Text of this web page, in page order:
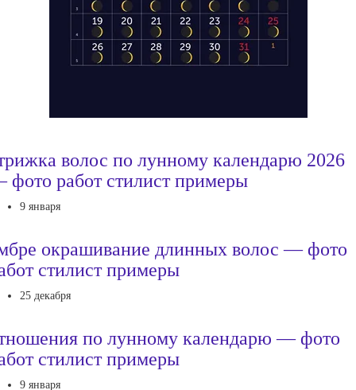
волос по лунному календарю 2026
работ стилист примеры
9 января
окрашивание длинных волос — фото
стилист примеры
25 декабря
по лунному календарю — фото
стилист примеры
9 января